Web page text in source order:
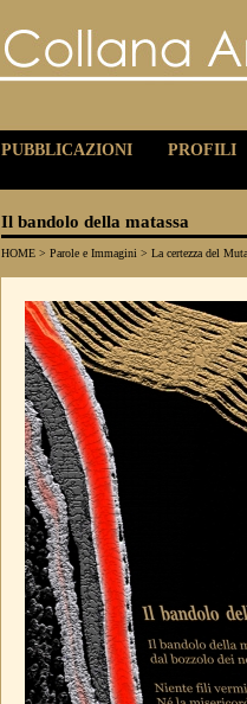
PUBBLICAZIONI PROFILI
Il bandolo della matassa
HOME > Parole e Immagini > La certezza del